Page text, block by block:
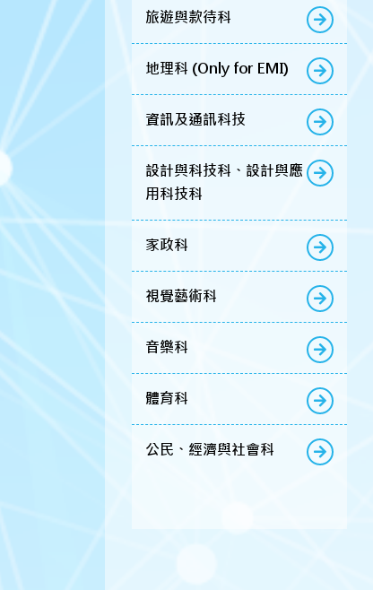
旅遊與款待科
地理科 (Only for EMI)
資訊及通訊科技
設計與科技科、設計與應
用科技科
家政科
視覺藝術科
音樂科
體育科
公民、經濟與社會科